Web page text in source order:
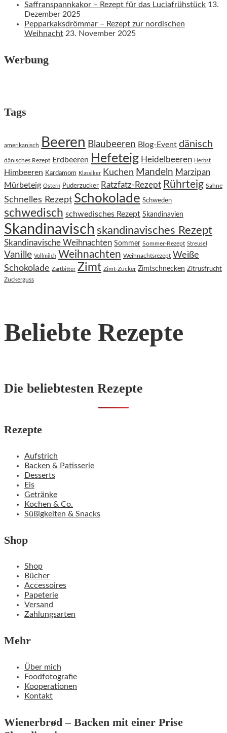
Saffranspannkakor – Rezept für das Luciafrühstück 13.
Dezember 2025
Pepparkaksdrömmar – Rezept zur nordischen
Weihnacht 23. November 2025
Werbung
Tags
amerikanisch Beeren Blaubeeren Blog-Event dänisch
dänisches Rezept Erdbeeren Hefeteig Heidelbeeren Herbst
Himbeeren Kardamom Klassiker Kuchen Mandeln Marzipan
Mürbeteig Ostern Puderzucker Ratzfatz-Rezept Rührteig Sahne
Schnelles Rezept Schokolade Schweden
schwedisch schwedisches Rezept Skandinavien
Skandinavisch skandinavisches Rezept
Skandinavische Weihnachten Sommer Sommer-Rezept Streusel
Vanille Vollmilch Weihnachten Weihnachtsrezept Weiße
Schokolade Zartbitter Zimt Zimt-Zucker Zimtschnecken Zitrusfrucht
Zuckerguss
Beliebte Rezepte
Die beliebtesten Rezepte
Rezepte
Aufstrich
Backen & Patisserie
Desserts
Eis
Getränke
Kochen & Co.
Süßigkeiten & Snacks
Shop
Shop
Bücher
Accessoires
Papeterie
Versand
Zahlungsarten
Mehr
Über mich
Foodfotografie
Kooperationen
Kontakt
Wienerbrød – Backen mit einer Prise